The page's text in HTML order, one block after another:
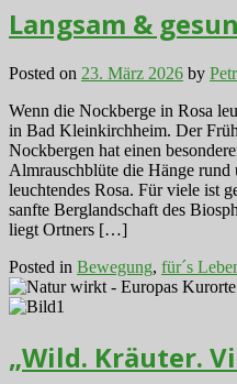
Langsam &
Posted on 23. März 2026 by
Wenn die Nockberge in Rosa
in Bad Kleinkirchheim. Der
Nockbergen hat einen
Almrauschblüte die Hänge
leuchtendes Rosa. Für viele ist
sanfte Berglandschaft des
liegt Ortners […]
Posted in Bewegung, für´s
„Wild. Kräuter.